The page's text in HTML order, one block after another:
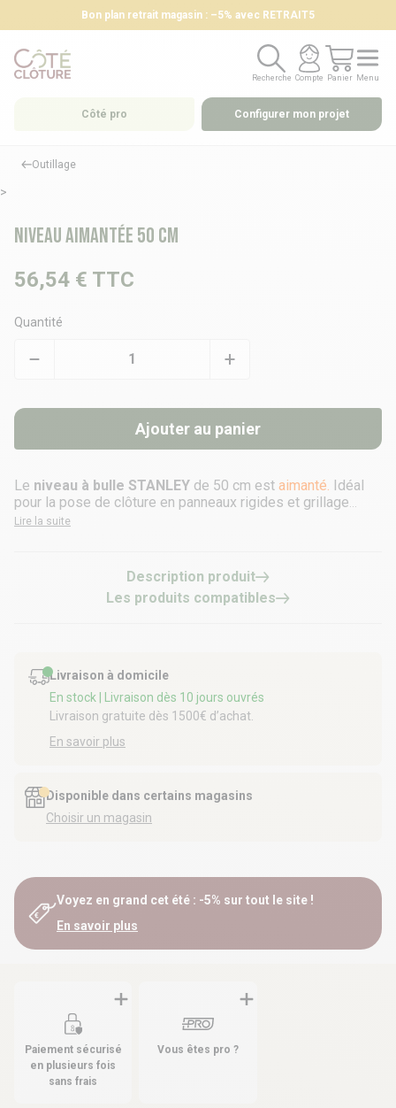
Bon plan retrait magasin : –5% avec RETRAIT5
Recherche
Recherche
Compte
Compte
Panier
Panier
Menu
Menu
Côté pro Configurer mon projet
Outillage
Niveau aimantée 50 cm
>
56,54 € TTC
Quantité
Ajouter au panier
Le niveau à bulle STANLEY de 50 cm est aimanté. Idéal
pour la pose de clôture en panneaux rigides et grillage
soudé.
Lire la suite
Description produit
Les produits compatibles
Livraison à domicile
En stock
| Livraison dès 10 jours ouvrés
Livraison gratuite dès 1500€ d’achat.
En savoir plus
Disponible dans certains magasins
Choisir un magasin
Voyez en grand cet été : -5% sur tout le site !
En savoir plus
Paiement sécurisé
en plusieurs fois
sans frais
Vous êtes pro ?